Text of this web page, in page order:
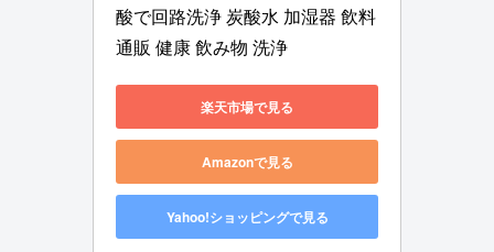
酸で回路洗浄 炭酸水 加湿器 飲料
通販 健康 飲み物 洗浄
楽天市場で見る
Amazonで見る
Yahoo!ショッピングで見る